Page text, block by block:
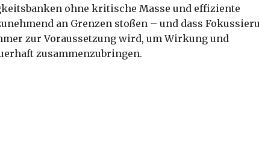
ohne kritische Masse und effiziente
an Grenzen stoßen – und dass
zur Voraussetzung wird, um Wirkung und
zusammenzubringen.